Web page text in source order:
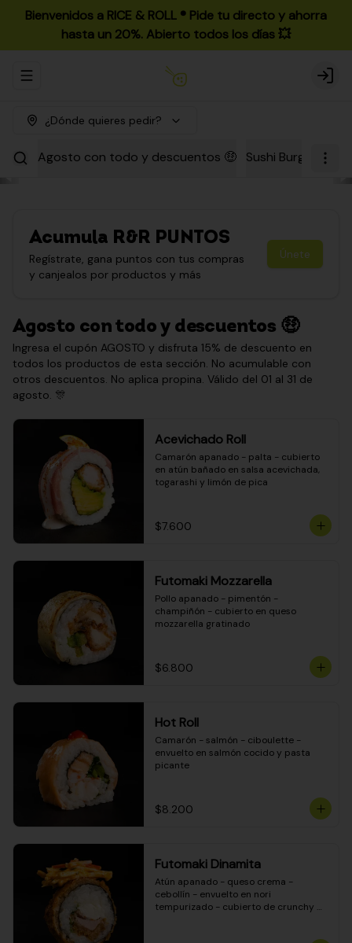
Bienvenidos a RICE & ROLL ®️ Pide tu directo y ahorra
hasta un 20%. Abierto todos los días 💥
Abrir menu de navegación Login
¿Dónde quieres pedir?
Agosto con todo y descuentos 🤑 Sushi Burgers
Acumula R&R PUNTOS
Regístrate, gana puntos con tus compras
y canjealos por productos y más
Únete
Agosto con todo y descuentos 🤑
Ingresa el cupón AGOSTO y disfruta 15% de descuento en
todos los productos de esta sección. No acumulable con
otros descuentos. No aplica propina. Válido del 01 al 31 de
agosto. 🎊
Acevichado Roll
Camarón apanado - palta - cubierto
en atún bañado en salsa acevichada,
togarashi y limón de pica
$7.600
Futomaki Mozzarella
Pollo apanado - pimentón -
champiñón - cubierto en queso
mozzarella gratinado
$6.800
Hot Roll
Camarón - salmón - ciboulette -
envuelto en salmón cocido y pasta
picante
$8.200
Futomaki Dinamita
Atún apanado - queso crema -
cebollín - envuelto en nori
tempurizado - cubierto de crunchy